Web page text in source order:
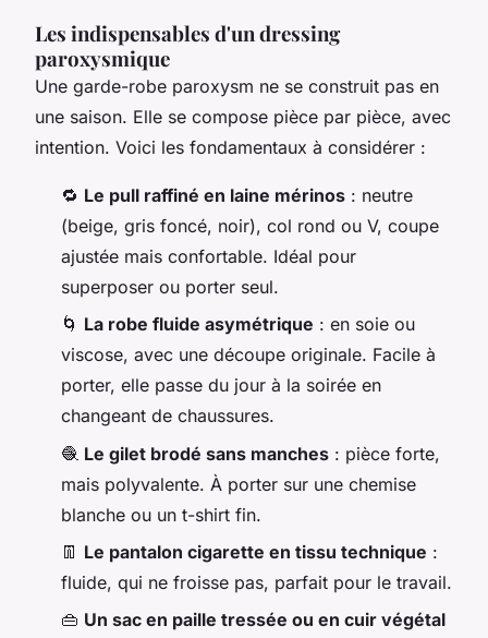
Les indispensables d'un dressing
paroxysmique
Une garde-robe paroxysm ne se construit pas en
une saison. Elle se compose pièce par pièce, avec
intention. Voici les fondamentaux à considérer :
🔁 Le pull raffiné en laine mérinos : neutre
(beige, gris foncé, noir), col rond ou V, coupe
ajustée mais confortable. Idéal pour
superposer ou porter seul.
🌀 La robe fluide asymétrique : en soie ou
viscose, avec une découpe originale. Facile à
porter, elle passe du jour à la soirée en
changeant de chaussures.
🧶 Le gilet brodé sans manches : pièce forte,
mais polyvalente. À porter sur une chemise
blanche ou un t-shirt fin.
👖 Le pantalon cigarette en tissu technique :
fluide, qui ne froisse pas, parfait pour le travail.
👜 Un sac en paille tressée ou en cuir végétal